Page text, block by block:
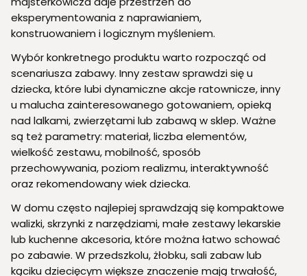
eksperymentowania z naprawianiem,
konstruowaniem i logicznym myśleniem.
Wybór konkretnego produktu warto rozpocząć od
scenariusza zabawy. Inny zestaw sprawdzi się u
dziecka, które lubi dynamiczne akcje ratownicze, inny
u malucha zainteresowanego gotowaniem, opieką
nad lalkami, zwierzętami lub zabawą w sklep. Ważne
są też parametry: materiał, liczba elementów,
wielkość zestawu, mobilność, sposób
przechowywania, poziom realizmu, interaktywność
oraz rekomendowany wiek dziecka.
W domu często najlepiej sprawdzają się kompaktowe
walizki, skrzynki z narzędziami, małe zestawy lekarskie
lub kuchenne akcesoria, które można łatwo schować
po zabawie. W przedszkolu, żłobku, sali zabaw lub
kąciku dziecięcym większe znaczenie mają trwałość,